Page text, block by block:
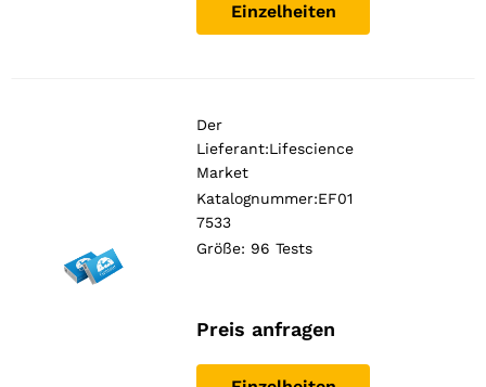
Einzelheiten
Der
Lieferant:Lifescience
Market
Katalognummer:EF01
7533
Größe: 96 Tests
Preis anfragen